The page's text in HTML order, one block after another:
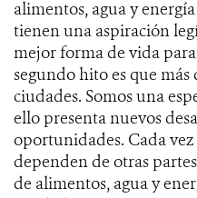
alimentos, agua y
tienen una aspiración
mejor forma de vida
segundo hito es que
ciudades. Somos una
ello presenta nuevos
oportunidades. Cada vez
dependen de otras
de alimentos, agua y